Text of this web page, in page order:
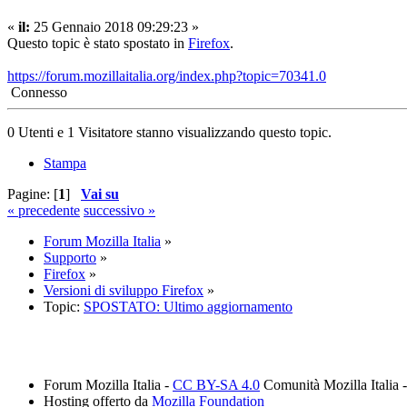
« il: 25 Gennaio 2018 09:29:23 »
Questo topic è stato spostato in Firefox.
https://forum.mozillaitalia.org/index.php?topic=70341.0
Connesso
0 Utenti e 1 Visitatore stanno visualizzando questo topic.
Stampa
Pagine: [1] Vai su
« precedente successivo »
Forum Mozilla Italia »
Supporto »
Firefox »
Versioni di sviluppo Firefox »
Topic: SPOSTATO: Ultimo aggiornamento
Forum Mozilla Italia - CC BY-SA 4.0 Comunità Mozilla Italia -
Hosting offerto da Mozilla Foundation